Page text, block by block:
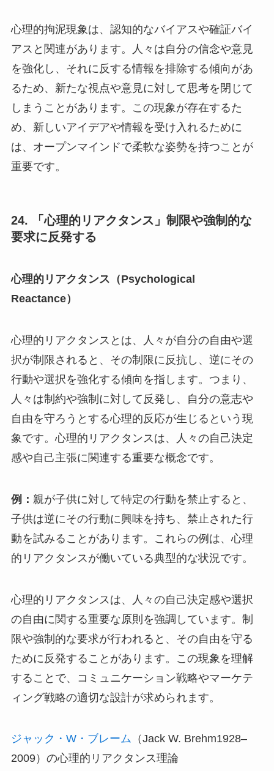
心理的拘泥現象は、認知的なバイアスや確証バイ
アスと関連があります。人々は自分の信念や意見
を強化し、それに反する情報を排除する傾向があ
るため、新たな視点や意見に対して思考を閉じて
しまうことがあります。この現象が存在するた
め、新しいアイデアや情報を受け入れるために
は、オープンマインドで柔軟な姿勢を持つことが
重要です。
24. 「心理的リアクタンス」制限や強制的な
要求に反発する
心理的リアクタンス（Psychological
Reactance）
心理的リアクタンスとは、人々が自分の自由や選
択が制限されると、その制限に反抗し、逆にその
行動や選択を強化する傾向を指します。つまり、
人々は制約や強制に対して反発し、自分の意志や
自由を守ろうとする心理的反応が生じるという現
象です。心理的リアクタンスは、人々の自己決定
感や自己主張に関連する重要な概念です。
例： 親が子供に対して特定の行動を禁止すると、
子供は逆にその行動に興味を持ち、禁止された行
動を試みることがあります。これらの例は、心理
的リアクタンスが働いている典型的な状況です。
心理的リアクタンスは、人々の自己決定感や選択
の自由に関する重要な原則を強調しています。制
限や強制的な要求が行われると、その自由を守る
ために反発することがあります。この現象を理解
することで、コミュニケーション戦略やマーケテ
ィング戦略の適切な設計が求められます。
ジャック・W・ブレーム （Jack W. Brehm1928–
2009）の心理的リアクタンス理論